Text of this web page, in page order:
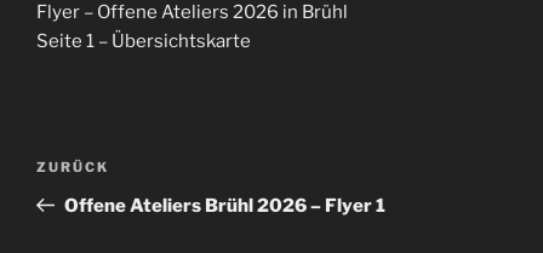
Flyer – Offene Ateliers 2026 in Brühl
Seite 1 – Übersichtskarte
Beitragsnavigation
Vorheriger
Beitrag
ZURÜCK
Offene Ateliers Brühl 2026 – Flyer 1